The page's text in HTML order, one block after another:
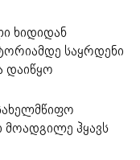
ხიდიდან
საყრდენი
დაიწყო
მოადგილე ჰყავს